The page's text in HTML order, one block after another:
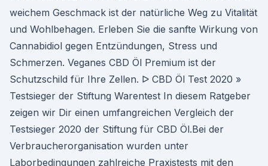
weichem Geschmack ist der natürliche Weg zu Vitalität
und Wohlbehagen. Erleben Sie die sanfte Wirkung von
Cannabidiol gegen Entzündungen, Stress und
Schmerzen. Veganes CBD Öl Premium ist der
Schutzschild für Ihre Zellen. ᐅ CBD Öl Test 2020 »
Testsieger der Stiftung Warentest In diesem Ratgeber
zeigen wir Dir einen umfangreichen Vergleich der
Testsieger 2020 der Stiftung für CBD Öl.Bei der
Verbraucherorganisation wurden unter
Laborbedingungen zahlreiche Praxistests mit den